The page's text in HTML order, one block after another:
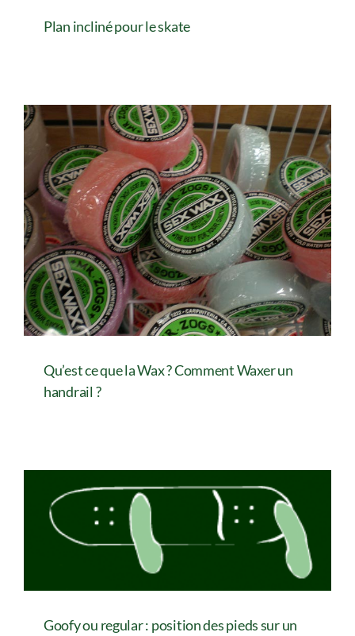
Plan incliné pour le skate
Plan incliné pour le skate
Qu’est ce que la Wax ? Comment Waxer un
handrail ?
Goofy ou regular : position des pieds sur un